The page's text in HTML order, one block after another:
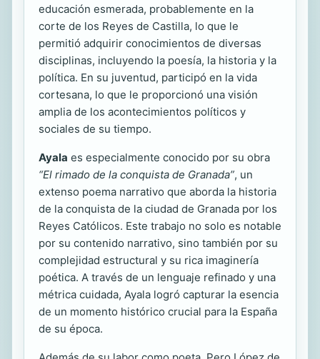
educación esmerada, probablemente en la
corte de los Reyes de Castilla, lo que le
permitió adquirir conocimientos de diversas
disciplinas, incluyendo la poesía, la historia y la
política. En su juventud, participó en la vida
cortesana, lo que le proporcionó una visión
amplia de los acontecimientos políticos y
sociales de su tiempo.
Ayala es especialmente conocido por su obra
“El rimado de la conquista de Granada”, un
extenso poema narrativo que aborda la historia
de la conquista de la ciudad de Granada por los
Reyes Católicos. Este trabajo no solo es notable
por su contenido narrativo, sino también por su
complejidad estructural y su rica imaginería
poética. A través de un lenguaje refinado y una
métrica cuidada, Ayala logró capturar la esencia
de un momento histórico crucial para la España
de su época.